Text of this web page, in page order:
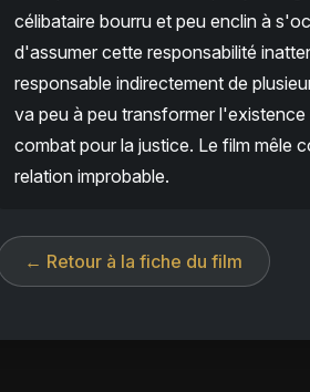
célibataire bourru et peu enclin à
d'assumer cette responsabilité
responsable indirectement de
va peu à peu transformer
combat pour la justice. Le film mêle
relation improbable.
← Retour à la fiche du film